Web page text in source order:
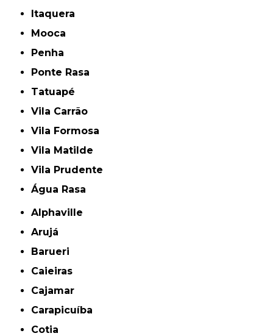
Itaquera
Mooca
Penha
Ponte Rasa
Tatuapé
Vila Carrão
Vila Formosa
Vila Matilde
Vila Prudente
Água Rasa
Alphaville
Arujá
Barueri
Caieiras
Cajamar
Carapicuíba
Cotia